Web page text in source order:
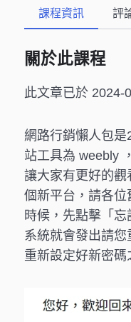
課程資訊 評
關於此課程
此文章已於 2024-
網路行銷懶人包
站工具為 weebly
讓大家有更好的
個新平台，請各
時候，先點擊「忘
系統就會發出請
重新設定好新密